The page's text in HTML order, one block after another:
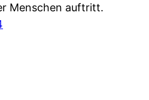
Menschen auftritt.